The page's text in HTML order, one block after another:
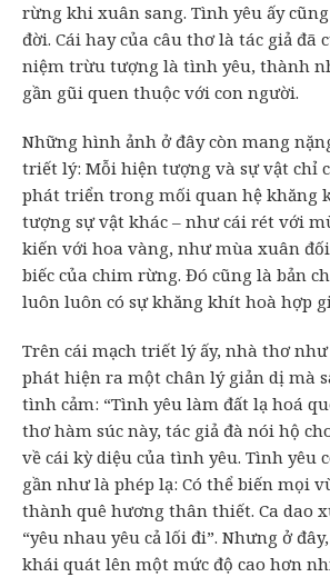
rừng khi xuân sang. Tình yêu ấy
đời. Cái hay của câu thơ là tác giả đã
niệm trừu tượng là tình yêu, thành
gần gũi quen thuộc với con người.
Những hình ảnh ở đây còn mang
triết lý: Mỗi hiện tượng và sự vật chỉ
phát triển trong mối quan hệ khăng
tượng sự vật khác – như cái rét với
kiến với hoa vàng, như mùa xuân
biếc của chim rừng. Đó cũng là bản
luôn luôn có sự khăng khít hoà hợp
Trên cái mạch triết lý ấy, nhà thơ
phát hiện ra một chân lý giản dị mà
tình cảm: “Tình yêu làm đất lạ hoá
thơ hàm súc này, tác giả đà nói hộ
về cái kỳ diệu của tình yêu. Tình yêu
gần như là phép lạ: Có thể biến mọi
thành quê hương thân thiết. Ca dao
“yêu nhau yêu cả lối đi”. Nhưng ở
khái quát lên một mức độ cao hơn